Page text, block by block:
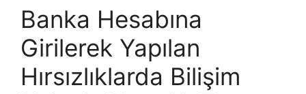
Banka Hesabına
Girilerek Yapılan
Hırsızlıklarda Bilişim